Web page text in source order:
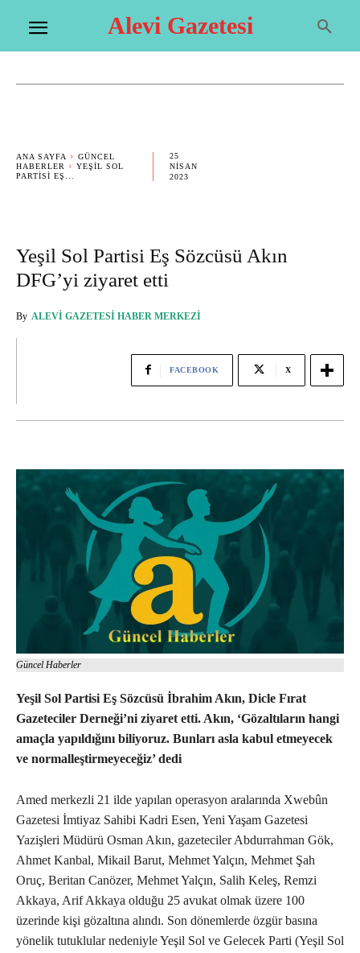
Alevi Gazetesi
ANA SAYFA
GÜNCEL
HABERLER
YEŞIL SOL
PARTISI EŞ...
25
NISAN
2023
Yeşil Sol Partisi Eş Sözcüsü Akın
DFG’yi ziyaret etti
By ALEVI GAZETESI HABER MERKEZI
FACEBOOK X
Güncel Haberler
Yeşil Sol Partisi Eş Sözcüsü İbrahim Akın, Dicle Fırat
Gazeteciler Derneği’ni ziyaret etti. Akın, ‘Gözaltıların hangi
amaçla yapıldığını biliyoruz. Bunları asla kabul etmeyecek
ve normalleştirmeyeceğiz’ dedi
Amed merkezli 21 ilde yapılan operasyon aralarında Xwebûn
Gazetesi İmtiyaz Sahibi Kadri Esen, Yeni Yaşam Gazetesi
Yazişleri Müdürü Osman Akın, gazeteciler Abdurrahman Gök,
Ahmet Kanbal, Mikail Barut, Mehmet Yalçın, Mehmet Şah
Oruç, Beritan Canözer, Mehmet Yalçın, Salih Keleş, Remzi
Akkaya, Arif Akkaya olduğu 25 avukat olmak üzere 100
üzerinde kişi gözaltına alındı. Son dönemlerde özgür basına
yönelik tutuklular nedeniyle Yeşil Sol ve Gelecek Parti (Yeşil Sol